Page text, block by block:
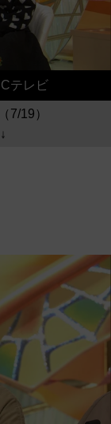
テレビ
7/19）